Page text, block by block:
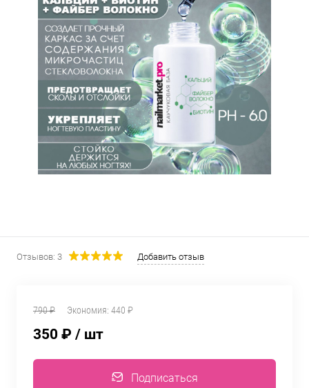
Отзывов: 3 Добавить отзыв
790 ₽ Экономия: 440 ₽
350 ₽ / шт
Подписаться